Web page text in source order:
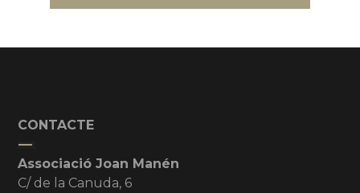
CONTACTE
Associació Joan Manén
C/ de la Canuda, 6